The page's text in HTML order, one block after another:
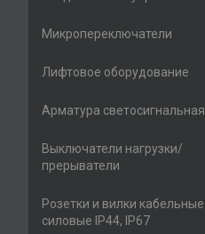
Микропереключатели
Лифтовое оборудование
Арматура светосигнальная
Выключатели нагрузки/
прерыватели
Розетки и вилки кабельные
силовые IP44, IP67